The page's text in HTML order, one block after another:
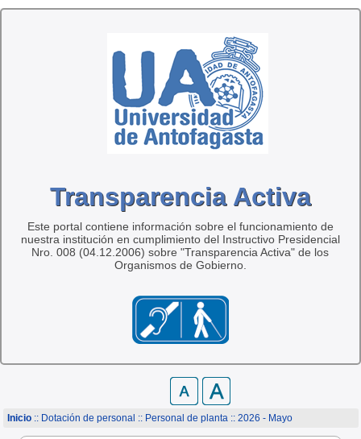
Transparencia Activa
Este portal contiene información sobre el funcionamiento de
nuestra institución en cumplimiento del Instructivo Presidencial
Nro. 008 (04.12.2006) sobre "Transparencia Activa" de los
Organismos de Gobierno.
Inicio :: Dotación de personal :: Personal de planta :: 2026 - Mayo